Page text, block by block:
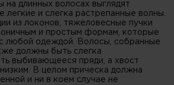
на длинных волосах выглядят
легкие и слегка растрепанные волны.
из локонов, тяжеловесные пучки
и простым формам, которые
любой одеждой. Волосы, собранные
должны быть слегка
выбивающееся пряди, а хвост
В целом прическа должна
и ни в коем случае не